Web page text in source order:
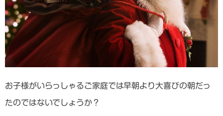
お子様がいらっしゃるご家庭では早朝より大喜びの朝だっ
たのではないでしょうか？